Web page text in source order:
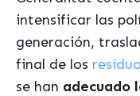
intensificar las
generación,
final de los
se han adecuado